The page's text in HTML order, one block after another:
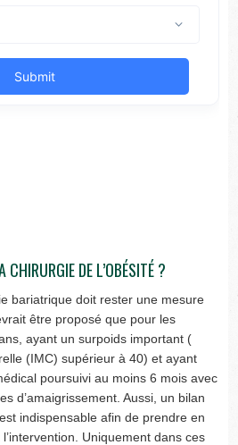
CHIRURGIE DE L’OBÉSITÉ ?
bariatrique doit rester une mesure
être proposé que pour les
ayant un surpoids important (
(IMC) supérieur à 40) et ayant
poursuivi au moins 6 mois avec
d’amaigrissement. Aussi, un bilan
indispensable afin de prendre en
Uniquement dans ces